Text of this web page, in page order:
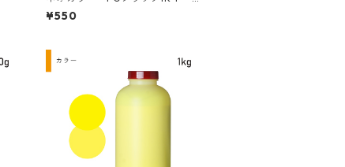
0g
¥550